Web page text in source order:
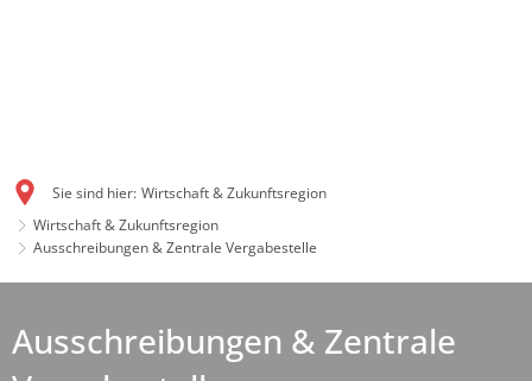
Sie sind hier: Wirtschaft & Zukunftsregion
Wirtschaft & Zukunftsregion
Ausschreibungen & Zentrale Vergabestelle
Ausschreibungen & Zentrale